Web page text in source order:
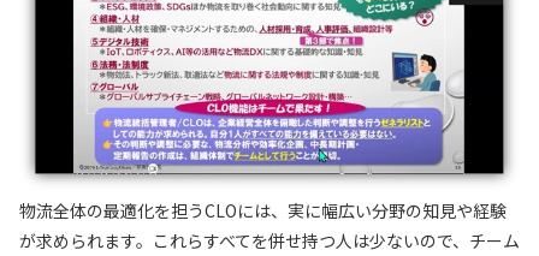
物流全体の最適化を担うCLOには、実に幅広い分野の知見や経験
が求められます。これらすべてを併せ持つ人は少ないので、チーム